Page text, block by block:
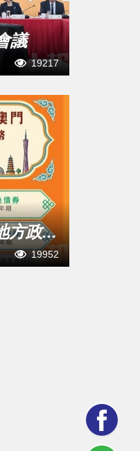
議
19217
方政...
19952